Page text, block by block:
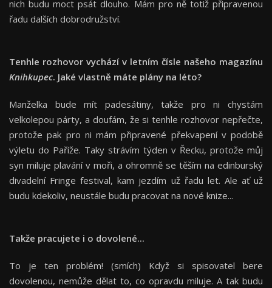
nich budu moct psát dlouho. Mám pro ně totiž připravenou
řadu dalších dobrodružství.
Tenhle rozhovor vychází v letním čísle našeho magazínu
Knihkupec. Jaké vlastně máte plány na léto?
Manželka bude mít padesátiny, takže pro ni chystám
velkolepou párty, a doufám, že si tenhle rozhovor nepřečte,
protože pak pro ni mám připravené překvapení v podobě
výletu do Paříže. Taky strávím týden v Řecku, protože můj
syn miluje plavání v moři, a ohromně se těším na edinburský
divadelní Fringe festival, kam jezdím už řadu let. Ale ať už
budu kdekoliv, neustále budu pracovat na nové knize...
Takže pracujete i o dovolené...
To je ten problém! (smích) Když si spisovatel bere
dovolenou, nemůže dělat to, co opravdu miluje. A tak budu